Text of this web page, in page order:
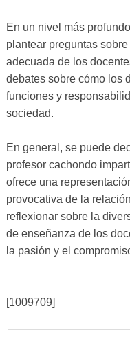
En un nivel más
plantear preguntas
adecuada de los
debates sobre cómo los
funciones y
sociedad.
En general, se puede
profesor cachondo
ofrece una
provocativa de la
reflexionar sobre la
de enseñanza de los
la pasión y el
[1009709]